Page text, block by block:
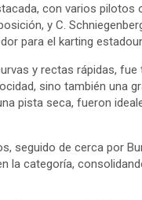
con varios
y C.
para el karting
y rectas rápidas,
sino también una
pista seca, fueron
seguido de cerca por
la categoría,